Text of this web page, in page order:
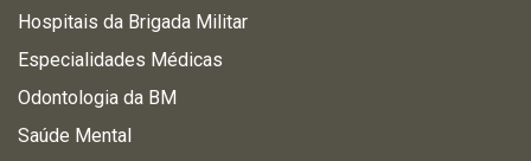
Hospitais da Brigada Militar
Especialidades Médicas
Odontologia da BM
Saúde Mental